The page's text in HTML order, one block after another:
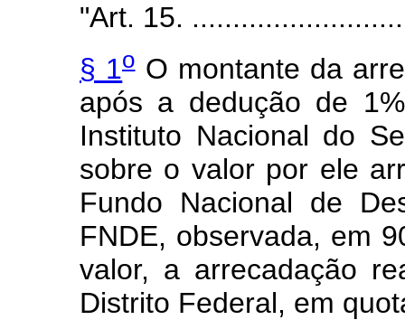
"Art. 15.
§ 1oO montante da
após a dedução de
Instituto Nacional do
sobre o valor por ele
Fundo Nacional de
FNDE, observada, em
valor, a arrecadação
Distrito Federal, em